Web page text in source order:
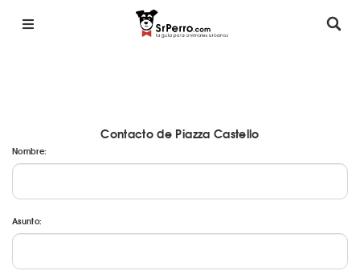
Contacto de Piazza Castello
Nombre:
Asunto: